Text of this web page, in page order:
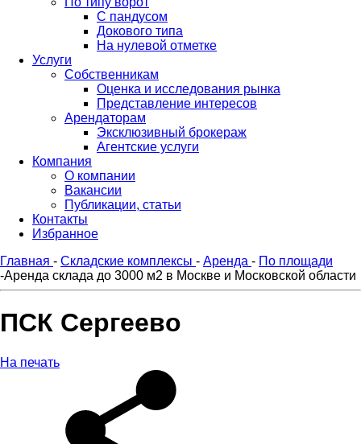
С пандусом
Докового типа
На нулевой отметке
Услуги
Собственникам
Оценка и исследования рынка
Представление интересов
Арендаторам
Эксклюзивный брокераж
Агентские услуги
Компания
О компании
Вакансии
Публикации, статьи
Контакты
Избранное
Главная - Складские комплексы - Аренда - По площади
-Аренда склада до 3000 м2 в Москве и Московской области
ПСК Сергеево
На печать